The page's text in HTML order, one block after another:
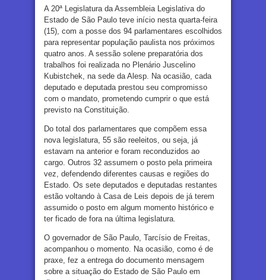
A 20ª Legislatura da Assembleia Legislativa do
Estado de São Paulo teve início nesta quarta-feira
(15), com a posse dos 94 parlamentares escolhidos
para representar população paulista nos próximos
quatro anos. A sessão solene preparatória dos
trabalhos foi realizada no Plenário Juscelino
Kubistchek, na sede da Alesp. Na ocasião, cada
deputado e deputada prestou seu compromisso
com o mandato, prometendo cumprir o que está
previsto na Constituição.
Do total dos parlamentares que compõem essa
nova legislatura, 55 são reeleitos, ou seja, já
estavam na anterior e foram reconduzidos ao
cargo. Outros 32 assumem o posto pela primeira
vez, defendendo diferentes causas e regiões do
Estado. Os sete deputados e deputadas restantes
estão voltando à Casa de Leis depois de já terem
assumido o posto em algum momento histórico e
ter ficado de fora na última legislatura.
O governador de São Paulo, Tarcísio de Freitas,
acompanhou o momento. Na ocasião, como é de
praxe, fez a entrega do documento mensagem
sobre a situação do Estado de São Paulo em